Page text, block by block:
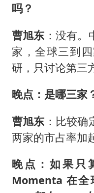
吗？
曹旭东 ：没有
家，全球三到
研，只讨论第三
晚点：是哪三家
曹旭东 ：比较
两家的市占率加
晚点：如果只
Momenta 在全